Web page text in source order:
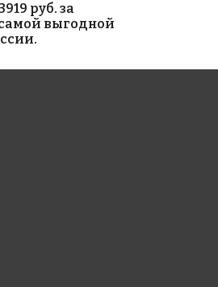
A 49
руб. за
выгодной